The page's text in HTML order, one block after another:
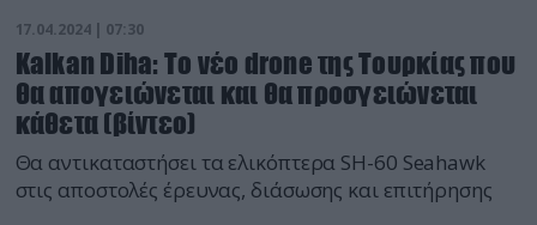
17.04.2024 | 07:30
Kalkan Diha: Το νέο drone της Τουρκίας που
θα απογειώνεται και θα προσγειώνεται
κάθετα (βίντεο)
Θα αντικαταστήσει τα ελικόπτερα SH-60 Seahawk
στις αποστολές έρευνας, διάσωσης και επιτήρησης